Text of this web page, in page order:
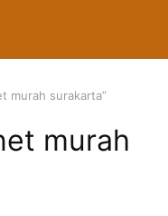
murah surakarta”
murah